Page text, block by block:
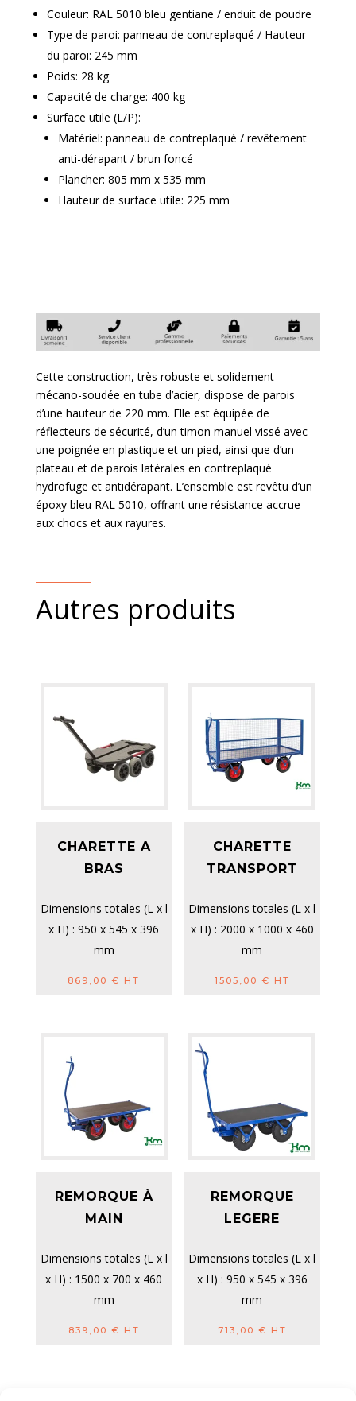
Couleur: RAL 5010 bleu gentiane / enduit de poudre
Type de paroi: panneau de contreplaqué / Hauteur
du paroi: 245 mm
Poids: 28 kg
Capacité de charge: 400 kg
Surface utile (L/P):
Matériel: panneau de contreplaqué / revêtement
anti-dérapant / brun foncé
Plancher: 805 mm x 535 mm
Hauteur de surface utile: 225 mm
Cette construction, très robuste et solidement
mécano-soudée en tube d’acier, dispose de parois
d’une hauteur de 220 mm. Elle est équipée de
réflecteurs de sécurité, d’un timon manuel vissé avec
une poignée en plastique et un pied, ainsi que d’un
plateau et de parois latérales en contreplaqué
hydrofuge et antidérapant. L’ensemble est revêtu d’un
époxy bleu RAL 5010, offrant une résistance accrue
aux chocs et aux rayures.
Autres produits
CHARETTE A
BRAS
Dimensions totales (L x l
x H) : 950 x 545 x 396
mm
869,00€ HT
CHARETTE
TRANSPORT
Dimensions totales (L x l
x H) : 2000 x 1000 x 460
mm
1505,00 € HT
REMORQUE À
MAIN
Dimensions totales (L x l
x H) : 1500 x 700 x 460
mm
839,00 € HT
REMORQUE
LEGERE
Dimensions totales (L x l
x H) : 950 x 545 x 396
mm
713,00 € HT